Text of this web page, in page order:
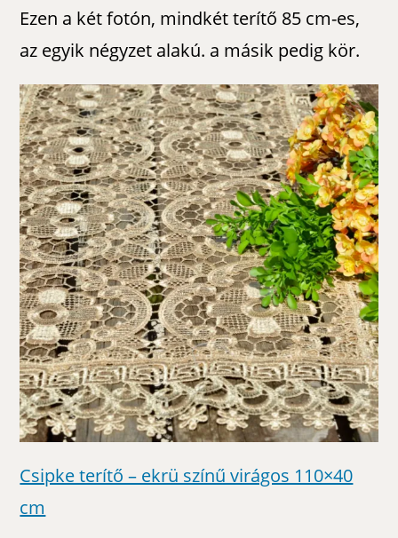
Ezen a két fotón, mindkét terítő 85 cm-es,
az egyik négyzet alakú. a másik pedig kör.
Csipke terítő – ekrü színű virágos 110×40
cm